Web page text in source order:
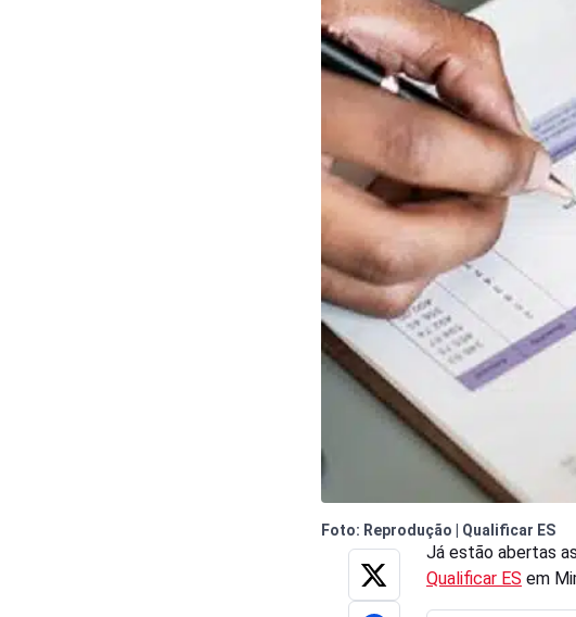
Foto: Reprodução | Qualificar ES
Já estão abertas
Qualificar ES em